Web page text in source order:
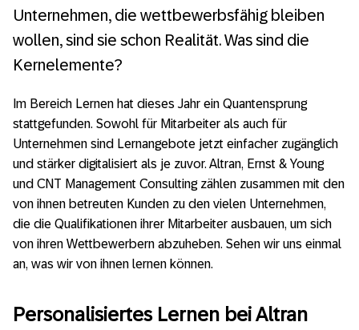
Unternehmen, die wettbewerbsfähig bleiben
wollen, sind sie schon Realität. Was sind die
Kernelemente?
Im Bereich Lernen hat dieses Jahr ein Quantensprung
stattgefunden. Sowohl für Mitarbeiter als auch für
Unternehmen sind Lernangebote jetzt einfacher zugänglich
und stärker digitalisiert als je zuvor. Altran, Ernst & Young
und CNT Management Consulting zählen zusammen mit den
von ihnen betreuten Kunden zu den vielen Unternehmen,
die die Qualifikationen ihrer Mitarbeiter ausbauen, um sich
von ihren Wettbewerbern abzuheben. Sehen wir uns einmal
an, was wir von ihnen lernen können.
Personalisiertes Lernen bei Altran